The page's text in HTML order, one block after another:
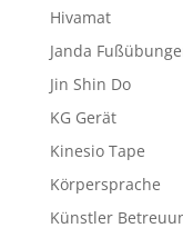
Hivamat
Janda
Jin Shin Do
KG Gerät
Kinesio Tape
Körpersprache
Künstler